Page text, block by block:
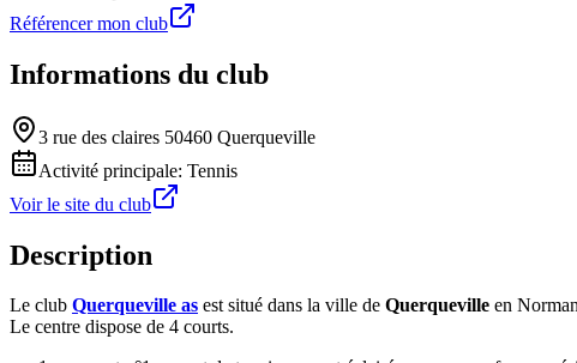
Référencer mon club
Informations du club
3 rue des claires 50460 Querqueville
Activité principale: Tennis
Voir le site du club
Description
Le club Querqueville as est situé dans la ville de Querqueville en
Le centre dispose de 4 courts.